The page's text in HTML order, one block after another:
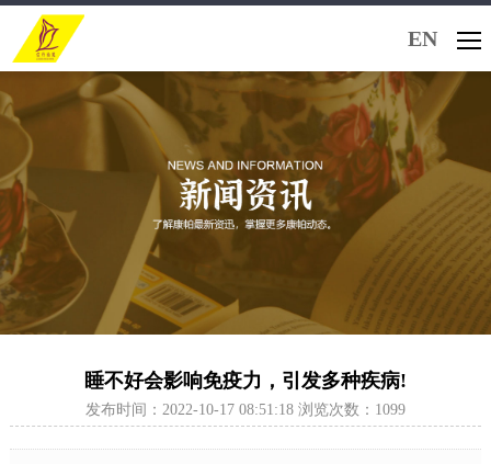
EN
睡不好会影响免疫力，引发多种疾病!
发布时间：2022-10-17 08:51:18 浏览次数：1099